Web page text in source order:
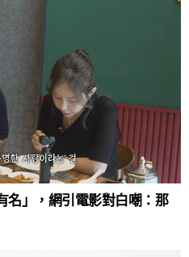
名」，網引電影對白嘲：那